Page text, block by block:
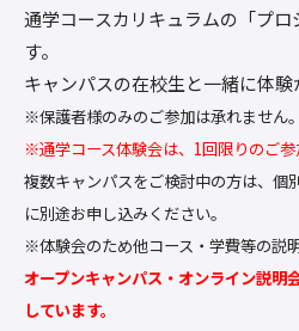
通学コースカリキュラムの「プ
す。
キャンパスの在校生と一緒に体験
※保護者様のみのご参加は承れません。
※通学コース体験会は、1回限りのご参
複数キャンパスをご検討中の方は、個
に別途お申し込みください。
※体験会のため他コース・学費等の説
オープンキャンパス・オンライン説明
しています。